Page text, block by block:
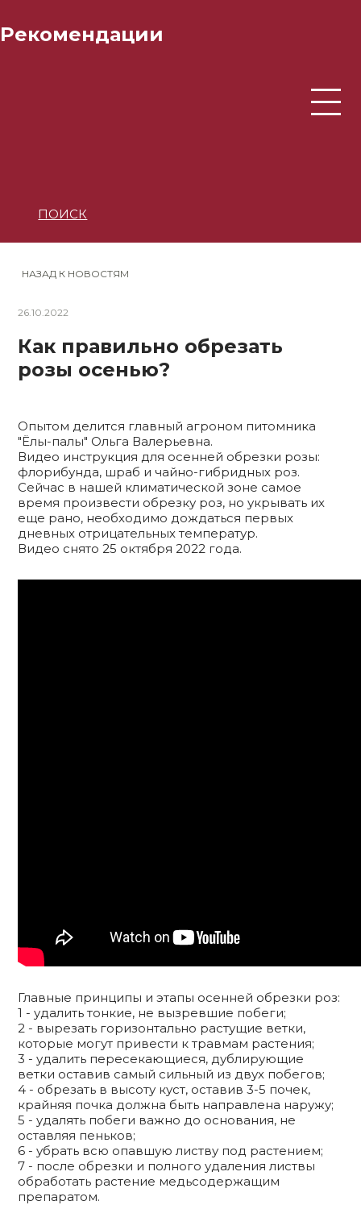
Рекомендации
ПОИСК
НАЗАД К НОВОСТЯМ
26.10.2022
Как правильно обрезать
розы осенью?
Опытом делится главный агроном питомника
"Ёлы-палы" Ольга Валерьевна.
Видео инструкция для осенней обрезки розы:
флорибунда, шраб и чайно-гибридных роз.
Сейчас в нашей климатической зоне самое
время произвести обрезку роз, но укрывать их
еще рано, необходимо дождаться первых
дневных отрицательных температур.
Видео снято 25 октября 2022 года.
Главные принципы и этапы осенней обрезки роз:
1 - удалить тонкие, не вызревшие побеги;
2 - вырезать горизонтально растущие ветки,
которые могут привести к травмам растения;
3 - удалить пересекающиеся, дублирующие
ветки оставив самый сильный из двух побегов;
4 - обрезать в высоту куст, оставив 3-5 почек,
крайняя почка должна быть направлена наружу;
5 - удалять побеги важно до основания, не
оставляя пеньков;
6 - убрать всю опавшую листву под растением;
7 - после обрезки и полного удаления листвы
обработать растение медьсодержащим
препаратом.